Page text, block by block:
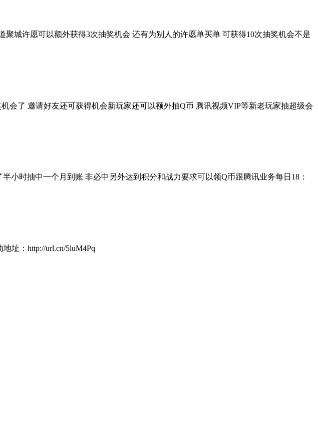
城许愿可以额外获得3次抽奖机会 还有为别人的许愿单买单 可获得10次抽奖机会不是
会了 邀请好友还可获得机会新玩家还可以额外抽Q币 腾讯视频VIP等新老玩家抽超级会
小时抽中一个月到账 非必中另外达到积分和战力要求可以领Q币跟腾讯业务每日18：
址：http://url.cn/5luM4Pq